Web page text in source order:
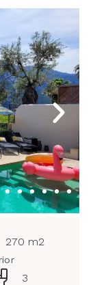
270 m2
3